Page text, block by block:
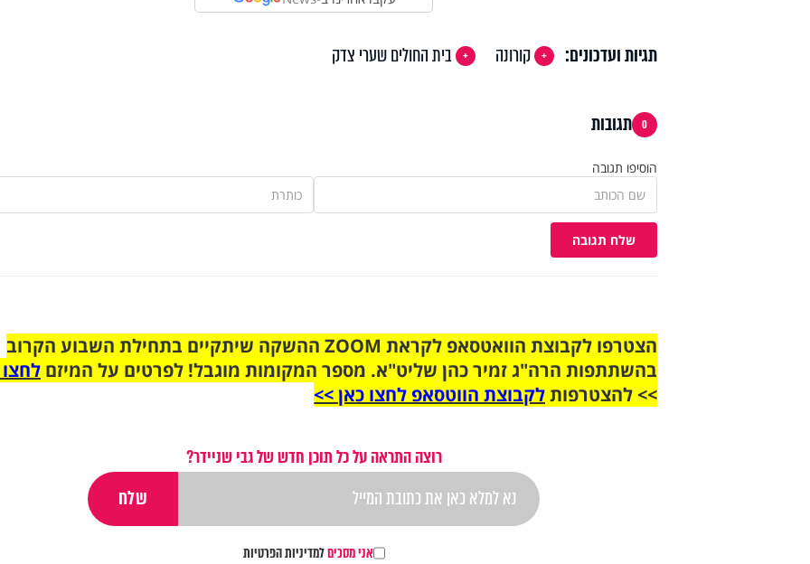
תגיות ועדכונים: קורונה בית החולים שערי צדק
0 תגובות
הוסיפו תגובה
שלח תגובה
הצטרפו לקבוצת הוואטסאפ לקראת ZOOM ההשקה שיתקיים בתחילת השבוע הקרוב
בהשתתפות הרה"ג זמיר כהן שליט"א. מספר המקומות מוגבל! לפרטים על המיזם
>> להצטרפותלקבוצת הווטסאפ לחצו כאן >>
רוצה התראה על כל תוכן חדש של גבי שניידר?
אני מסכיםלמדיניות הפרטיות